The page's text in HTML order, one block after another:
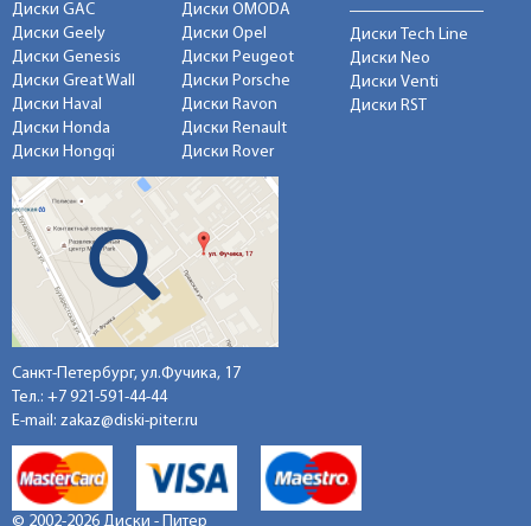
Диски GAC
Диски Geely
Диски Genesis
Диски Great Wall
Диски Haval
Диски Honda
Диски Hongqi
Диски OMODA
Диски Opel
Диски Peugeot
Диски Porsche
Диски Ravon
Диски Renault
Диски Rover
Диски Tech Line
Диски Neo
Диски Venti
Диски RST
Санкт-Петербург, ул.Фучика, 17
Тел.: +7 921-591-44-44
E-mail: zakaz@diski-piter.ru
© 2002-2026 Диски - Питер